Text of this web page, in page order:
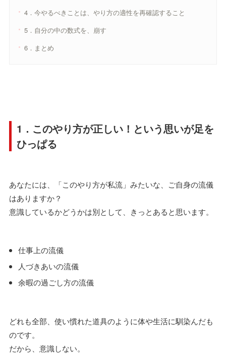
4．今やるべきことは、やり方の適性を再確認すること
5．自分の中の数式を、崩す
6．まとめ
1．このやり方が正しい！という思いが足を
ひっぱる
あなたには、「このやり方が私流」みたいな、ご自身の流儀
はありますか？
意識しているかどうかは別として、きっとあると思います。
仕事上の流儀
人づきあいの流儀
余暇の過ごし方の流儀
どれも全部、使い慣れた道具のように体や生活に馴染んだも
のです。
だから、意識しない。